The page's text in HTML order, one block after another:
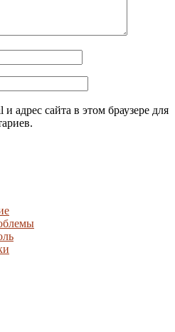
адрес сайта в этом браузере для